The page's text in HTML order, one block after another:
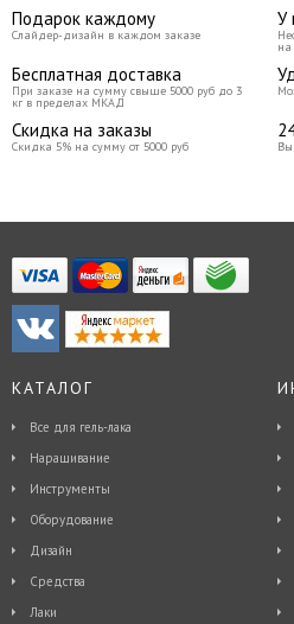
Подарок каждому
Слайдер-дизайн в каждом заказе
У
на
Бесплатная доставка
При заказе на сумму свыше 5000 руб до 3
кг в пределах МКАД
Скидка на заказы
Скидка 5% на сумму от 5000 руб Вы
КАТАЛОГ
Все для гель-лака
Наращивание
Инструменты
Оборудование
Дизайн
Средства
Лаки